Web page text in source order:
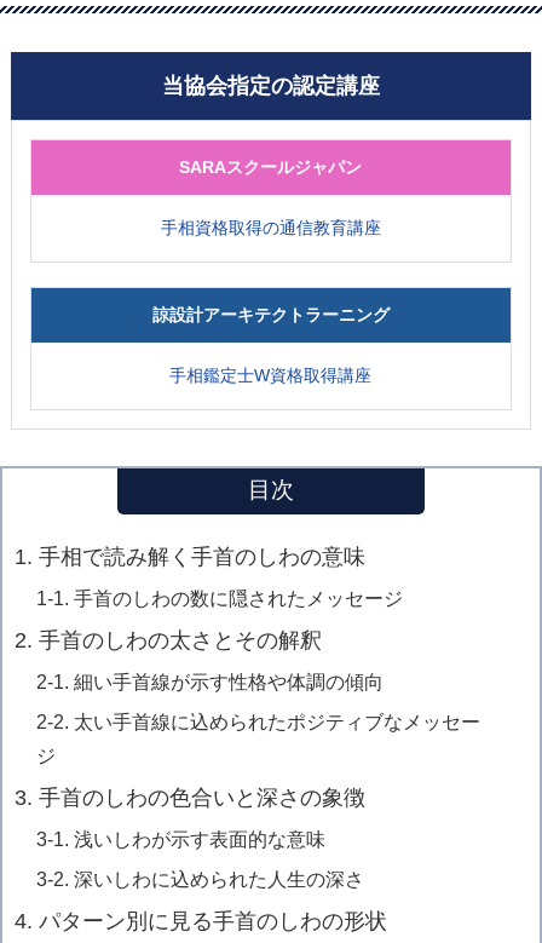
当協会指定の認定講座
SARAスクールジャパン
手相資格取得の通信教育講座
諒設計アーキテクトラーニング
手相鑑定士W資格取得講座
目次
1. 手相で読み解く手首のしわの意味
1-1. 手首のしわの数に隠されたメッセージ
2. 手首のしわの太さとその解釈
2-1. 細い手首線が示す性格や体調の傾向
2-2. 太い手首線に込められたポジティブなメッセー
ジ
3. 手首のしわの色合いと深さの象徴
3-1. 浅いしわが示す表面的な意味
3-2. 深いしわに込められた人生の深さ
4. パターン別に見る手首のしわの形状